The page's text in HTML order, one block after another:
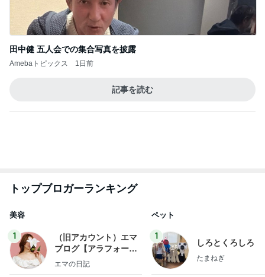
田中健 五人会での集合写真を披露
Amebaトピックス 1日前
記事を読む
トップブロガーランキング
美容
1
（旧アカウント）エマ
ブログ【アラフォー会
社売却セカンドライ
エマの日記
ペット
1
しろとくろしろ
たまねぎ